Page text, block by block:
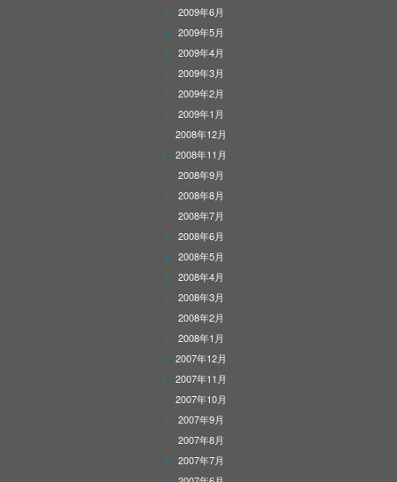
2009年6月
2009年5月
2009年4月
2009年3月
2009年2月
2009年1月
2008年12月
2008年11月
2008年9月
2008年8月
2008年7月
2008年6月
2008年5月
2008年4月
2008年3月
2008年2月
2008年1月
2007年12月
2007年11月
2007年10月
2007年9月
2007年8月
2007年7月